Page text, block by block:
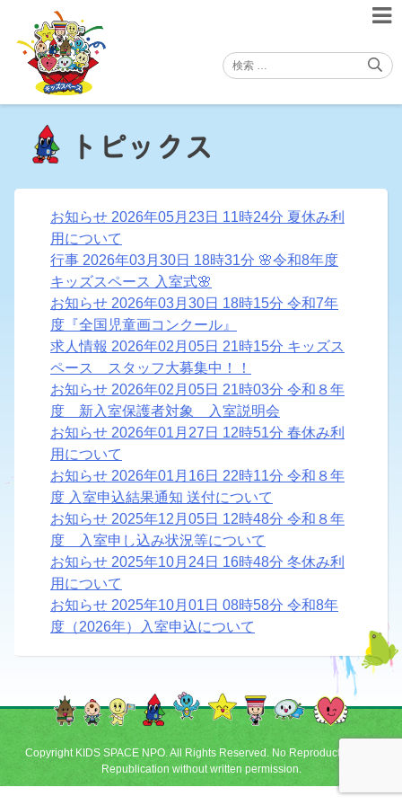
content
トピックス
お知らせ 2026年05月23日 11時24分 夏休み利
用について
行事 2026年03月30日 18時31分 🌸令和8年度
キッズスペース 入室式🌸
お知らせ 2026年03月30日 18時15分 令和7年
度『全国児童画コンクール』
求人情報 2026年02月05日 21時15分 キッズス
ペース スタッフ大募集中！！
お知らせ 2026年02月05日 21時03分 令和８年
度 新入室保護者対象 入室説明会
お知らせ 2026年01月27日 12時51分 春休み利
用について
お知らせ 2026年01月16日 22時11分 令和８年
度 入室申込結果通知 送付について
お知らせ 2025年12月05日 12時48分 令和８年
度 入室申し込み状況等について
お知らせ 2025年10月24日 16時48分 冬休み利
用について
お知らせ 2025年10月01日 08時58分 令和8年
度（2026年）入室申込について
Copyright KIDS SPACE NPO. All Rights Reserved. No Reproduction and
Republication without written permission.